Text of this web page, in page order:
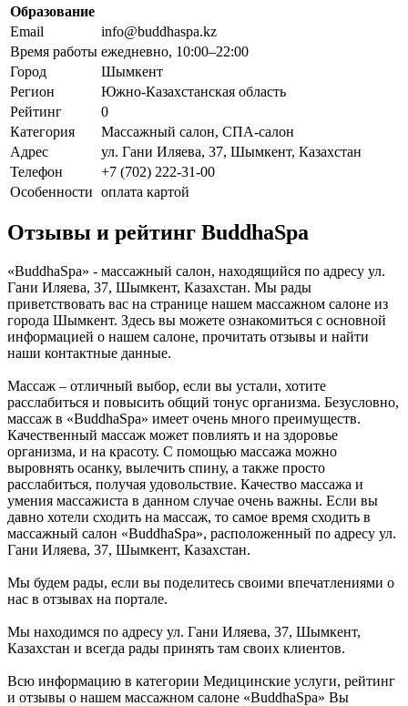
Образование
Email
info@buddhaspa.kz
Время работы ежедневно, 10:00–22:00
Город
Шымкент
Регион
Южно-Казахстанская область
Рейтинг
0
Категория
Массажный салон, СПА-салон
Адрес
ул. Гани Иляева, 37, Шымкент, Казахстан
Телефон
+7 (702) 222-31-00
Особенности оплата картой
Отзывы и рейтинг BuddhaSpa
«BuddhaSpa» - массажный салон, находящийся по адресу ул.
Гани Иляева, 37, Шымкент, Казахстан. Мы рады
приветствовать вас на странице нашем массажном салоне из
города Шымкент. Здесь вы можете ознакомиться с основной
информацией о нашем салоне, прочитать отзывы и найти
наши контактные данные.
Массаж – отличный выбор, если вы устали, хотите
расслабиться и повысить общий тонус организма. Безусловно,
массаж в «BuddhaSpa» имеет очень много преимуществ.
Качественный массаж может повлиять и на здоровье
организма, и на красоту. С помощью массажа можно
выровнять осанку, вылечить спину, а также просто
расслабиться, получая удовольствие. Качество массажа и
умения массажиста в данном случае очень важны. Если вы
давно хотели сходить на массаж, то самое время сходить в
массажный салон «BuddhaSpa», расположенный по адресу ул.
Гани Иляева, 37, Шымкент, Казахстан.
Мы будем рады, если вы поделитесь своими впечатлениями о
нас в отзывах на портале.
Мы находимся по адресу ул. Гани Иляева, 37, Шымкент,
Казахстан и всегда рады принять там своих клиентов.
Всю информацию в категории Медицинские услуги, рейтинг
и отзывы о нашем массажном салоне «BuddhaSpa» Вы